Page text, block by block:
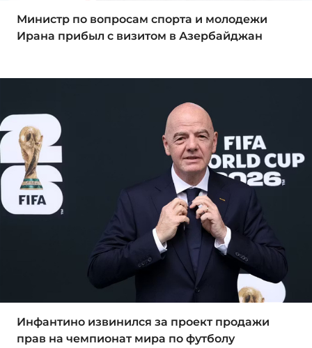
Министр по вопросам спорта и молодежи
Ирана прибыл с визитом в Азербайджан
Инфантино извинился за проект продажи
прав на чемпионат мира по футболу